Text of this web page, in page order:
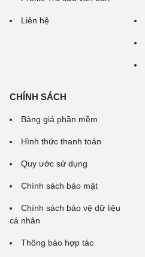
Liên hệ
CHÍNH SÁCH
Bảng giá phần mềm
Hình thức thanh toán
Quy ước sử dụng
Chính sách bảo mật
Chính sách bảo vệ dữ liệu
cá nhân
Thông báo hợp tác